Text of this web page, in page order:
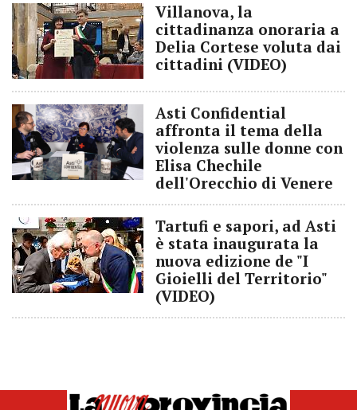
Villanova, la
cittadinanza onoraria a
Delia Cortese voluta dai
cittadini (VIDEO)
Asti Confidential
affronta il tema della
violenza sulle donne con
Elisa Chechile
dell'Orecchio di Venere
Tartufi e sapori, ad Asti
è stata inaugurata la
nuova edizione de "I
Gioielli del Territorio"
(VIDEO)